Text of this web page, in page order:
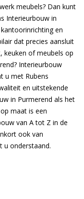
meubels? Dan kunt
Interieurbouw in
en
dat precies aansluit
keuken of meubels op
Interieurbouw
u met Rubens
en uitstekende
in Purmerend als het
maat is een
van A tot Z in de
ook van
u onderstaand.